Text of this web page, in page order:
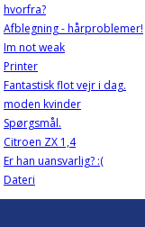
hvorfra?
Afblegning - hårproblemer!
Im not weak
Printer
Fantastisk flot vejr i dag.
moden kvinder
Spørgsmål.
Citroen ZX 1,4
Er han uansvarlig? :(
Dateri